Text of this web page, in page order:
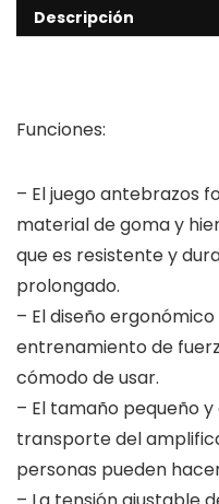
Descripción
Funciones:
– El juego antebrazos
material de goma y
que es resistente y
prolongado.
– El diseño
entrenamiento de
cómodo de usar.
– El tamaño pequeño
transporte del
personas pueden